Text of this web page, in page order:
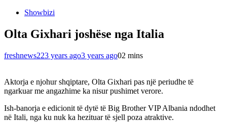
Showbizi
Olta Gixhari joshëse nga Italia
freshnews223 years ago3 years ago02 mins
Aktorja e njohur shqiptare, Olta Gixhari pas një periudhe të
ngarkuar me angazhime ka nisur pushimet verore.
Ish-banorja e edicionit të dytë të Big Brother VIP Albania ndodhet
në Itali, nga ku nuk ka hezituar të sjell poza atraktive.